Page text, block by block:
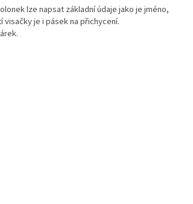
lze napsat základní údaje jako je jméno,
je i pásek na přichycení.